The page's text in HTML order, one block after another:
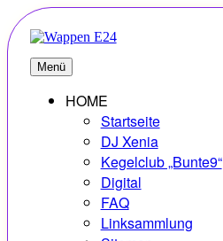
Zum
Inhalt
springen
E24
Erlebnisse – Hobbys – Vielfalt
Menü
HOME
Startseite
DJ Xenia
Kegelclub „Bunte9“
Digital
FAQ
Linksammlung